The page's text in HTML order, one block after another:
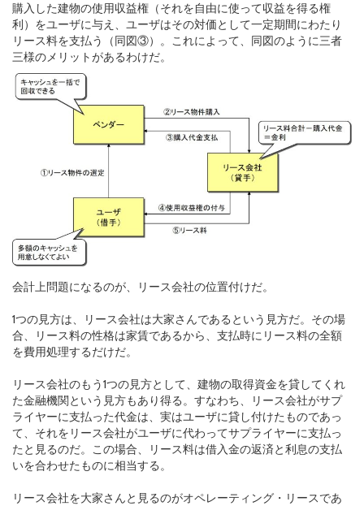
購入した建物の使用収益権（それを自由に使って収益を得る権
利）をユーザに与え、ユーザはその対価として一定期間にわたり
リース料を支払う（同図③）。これによって、同図のように三者
三様のメリットがあるわけだ。
会計上問題になるのが、リース会社の位置付けだ。
1つの見方は、リース会社は大家さんであるという見方だ。その場
合、リース料の性格は家賃であるから、支払時にリース料の全額
を費用処理するだけだ。
リース会社のもう1つの見方として、建物の取得資金を貸してくれ
た金融機関という見方もあり得る。すなわち、リース会社がサプ
ライヤーに支払った代金は、実はユーザに貸し付けたものであっ
て、それをリース会社がユーザに代わってサプライヤーに支払っ
たと見るのだ。この場合、リース料は借入金の返済と利息の支払
いを合わせたものに相当する。
リース会社を大家さんと見るのがオペレーティング・リースであ